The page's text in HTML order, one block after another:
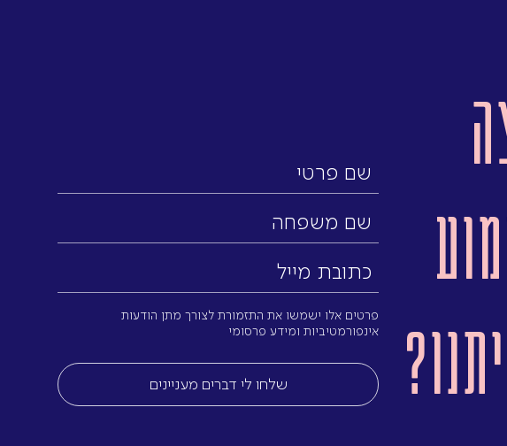
שם
פרטי
שם
משפחה
כתובת
מייל
(חובה)
פרטים אלו ישמשו את התזמורת לצורך מתן הודעות
אינפורמטיביות ומידע פרסומי